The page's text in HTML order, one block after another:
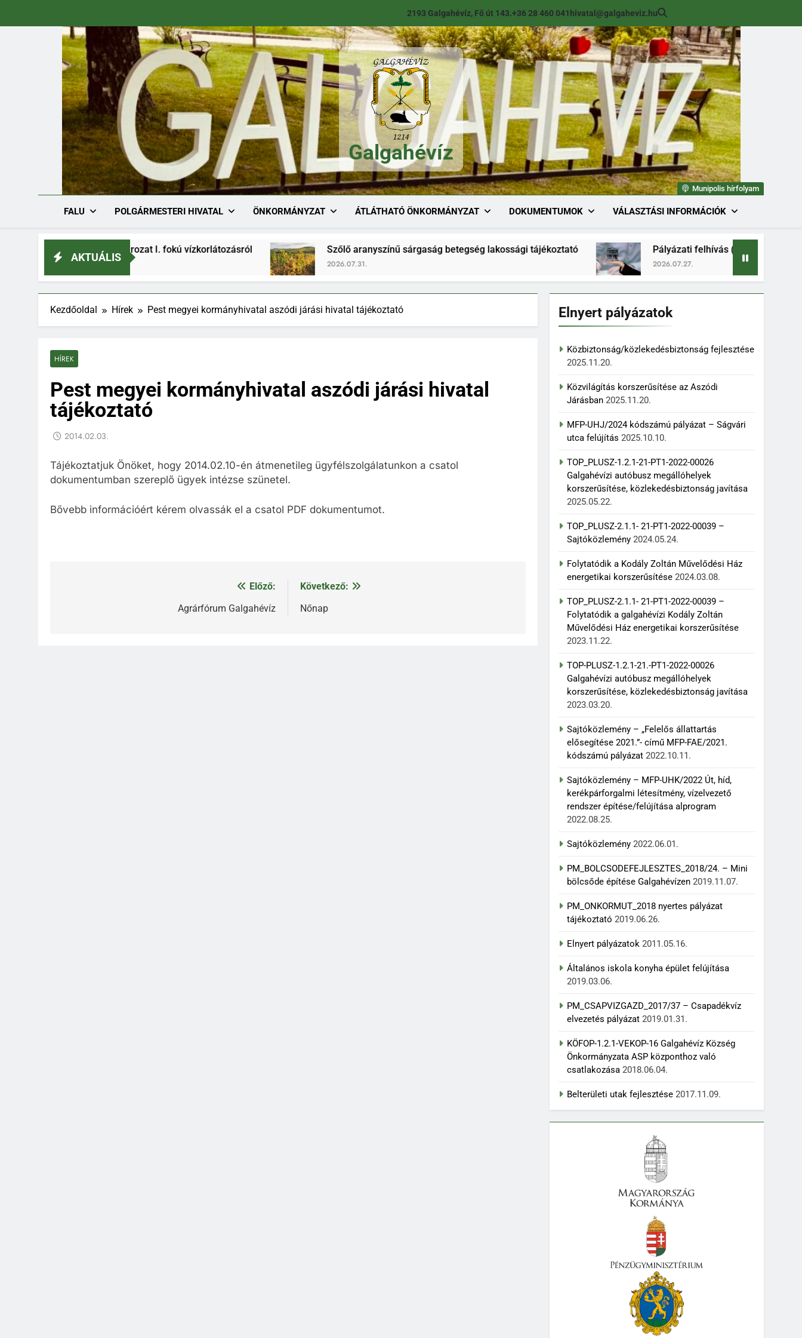
2193 Galgahévíz, Fő út 143.+36 28 460 041 hivatal@galgaheviz.hu
Galgahévíz
Galgahévíz
Munipolis hírfolyam
FALU POLGÁRMESTERI HIVATAL ÖNKORMÁNYZAT ÁTLÁTHATÓ ÖNKORMÁNYZAT DOKUMENTUMOK VÁLASZTÁSI INFORMÁCIÓK
AKTUÁLIS
1536-1/2026. határozat I. fokú vízkorlátozásról Szőlő aranyszínű sárgaság betegség lakossági tájékoztató
2026.07.31.
Pályázati felhívás (módosított) ingatlan
2026.07.27.
Kezdőoldal Hírek Pest megyei kormányhivatal aszódi járási hivatal tájékoztató
HÍREK
Pest megyei kormányhivatal aszódi járási hivatal
tájékoztató
2014.02.03.
Tájékoztatjuk Önöket, hogy 2014.02.10-én átmenetileg ügyfélszolgálatunkon a csatol
dokumentumban szereplő ügyek intézse szünetel.
Bővebb információért kérem olvassák el a csatol PDF dokumentumot.
Előző:
Agrárfórum Galgahévíz
Következő:
Nőnap
Elnyert pályázatok
Közbiztonság/közlekedésbiztonság fejlesztése
2025.11.20.
Közvilágítás korszerűsítése az Aszódi
Járásban 2025.11.20.
MFP-UHJ/2024 kódszámú pályázat – Ságvári
utca felújítás 2025.10.10.
TOP_PLUSZ-1.2.1-21-PT1-2022-00026
Galgahévízi autóbusz megállóhelyek
korszerűsítése, közlekedésbiztonság javítása
2025.05.22.
TOP_PLUSZ-2.1.1- 21-PT1-2022-00039 –
Sajtóközlemény 2024.05.24.
Folytatódik a Kodály Zoltán Művelődési Ház
energetikai korszerűsítése 2024.03.08.
TOP_PLUSZ-2.1.1- 21-PT1-2022-00039 –
Folytatódik a galgahévízi Kodály Zoltán
Művelődési Ház energetikai korszerűsítése
2023.11.22.
TOP-PLUSZ-1.2.1-21.-PT1-2022-00026
Galgahévízi autóbusz megállóhelyek
korszerűsítése, közlekedésbiztonság javítása
2023.03.20.
Sajtóközlemény – „Felelős állattartás
elősegítése 2021.”- című MFP-FAE/2021.
kódszámú pályázat 2022.10.11.
Sajtóközlemény – MFP-UHK/2022 Út, híd,
kerékpárforgalmi létesítmény, vízelvezető
rendszer építése/felújítása alprogram
2022.08.25.
Sajtóközlemény 2022.06.01.
PM_BOLCSODEFEJLESZTES_2018/24. – Mini
bölcsőde építése Galgahévízen 2019.11.07.
PM_ONKORMUT_2018 nyertes pályázat
tájékoztató 2019.06.26.
Elnyert pályázatok 2011.05.16.
Általános iskola konyha épület felújítása
2019.03.06.
PM_CSAPVIZGAZD_2017/37 – Csapadékvíz
elvezetés pályázat 2019.01.31.
KÖFOP-1.2.1-VEKOP-16 Galgahévíz Község
Önkormányzata ASP központhoz való
csatlakozása 2018.06.04.
Belterületi utak fejlesztése 2017.11.09.